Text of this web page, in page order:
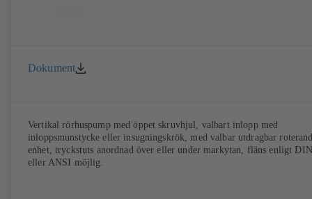
Dokument
Vertikal rörhuspump med öppet skruvhjul, valbart inlopp med
inloppsmunstycke eller insugningskrök, med valbar utdragbar
enhet, tryckstuts anordnad över eller under markytan, fläns enligt DIN
eller ANSI möjlig.